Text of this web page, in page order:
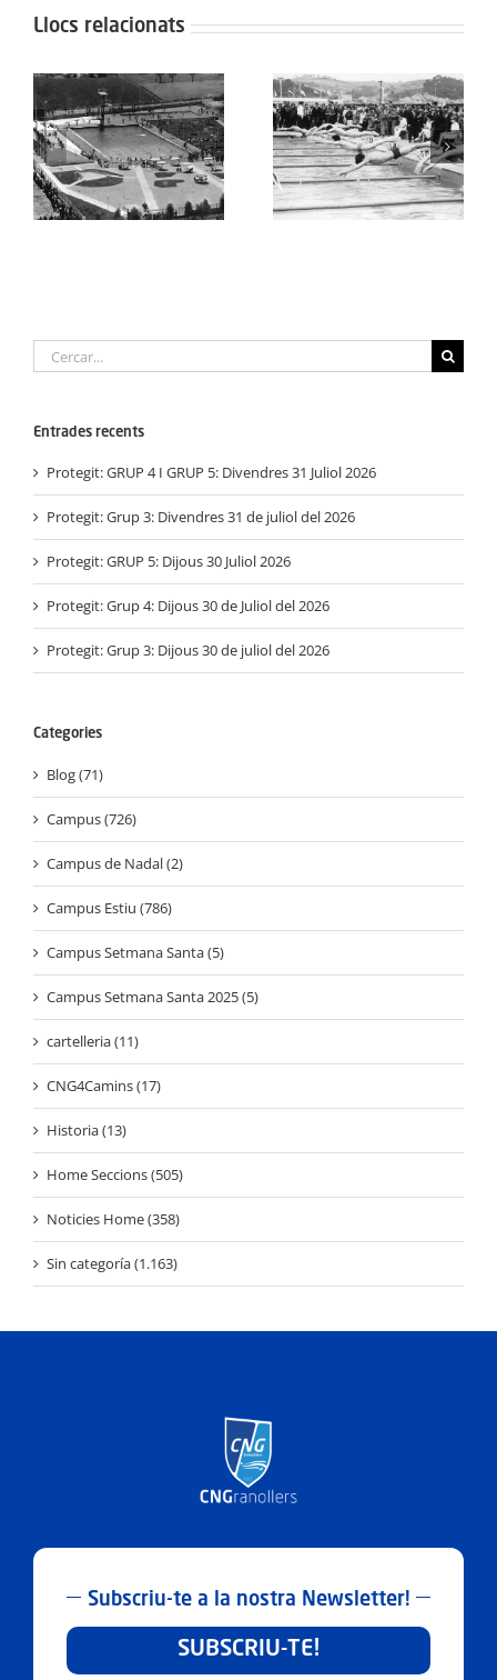
Llocs relacionats
1969 1972
Cerca
…
Entrades recents
Protegit: GRUP 4 I GRUP 5: Divendres 31 Juliol 2026
Protegit: Grup 3: Divendres 31 de juliol del 2026
Protegit: GRUP 5: Dijous 30 Juliol 2026
Protegit: Grup 4: Dijous 30 de Juliol del 2026
Protegit: Grup 3: Dijous 30 de juliol del 2026
Categories
Blog (71)
Campus (726)
Campus de Nadal (2)
Campus Estiu (786)
Campus Setmana Santa (5)
Campus Setmana Santa 2025 (5)
cartelleria (11)
CNG4Camins (17)
Historia (13)
Home Seccions (505)
Noticies Home (358)
Sin categoría (1.163)
Subscriu-te a la nostra Newsletter!
SUBSCRIU-TE!